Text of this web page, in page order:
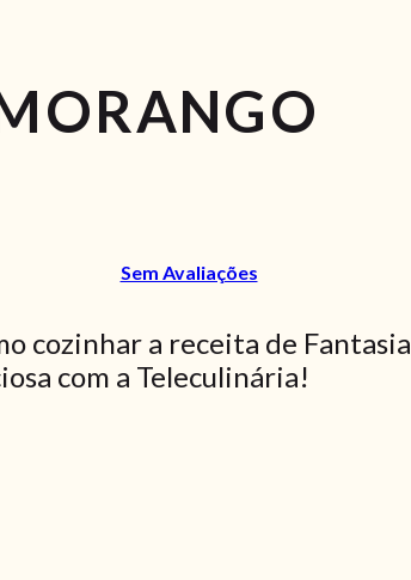
Sem Avaliações
cozinhar a receita de Fantasia
com a Teleculinária!